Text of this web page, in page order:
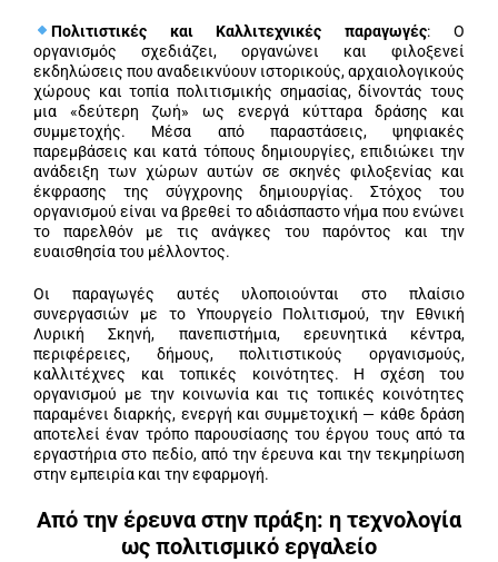
Πολιτιστικές και Καλλιτεχνικές παραγωγές: Ο
οργανισμός σχεδιάζει, οργανώνει και φιλοξενεί
εκδηλώσεις που αναδεικνύουν ιστορικούς, αρχαιολογικούς
χώρους και τοπία πολιτισμικής σημασίας, δίνοντάς τους
μια «δεύτερη ζωή» ως ενεργά κύτταρα δράσης και
συμμετοχής. Μέσα από παραστάσεις, ψηφιακές
παρεμβάσεις και κατά τόπους δημιουργίες, επιδιώκει την
ανάδειξη των χώρων αυτών σε σκηνές φιλοξενίας και
έκφρασης της σύγχρονης δημιουργίας. Στόχος του
οργανισμού είναι να βρεθεί το αδιάσπαστο νήμα που ενώνει
το παρελθόν με τις ανάγκες του παρόντος και την
ευαισθησία του μέλλοντος.
Οι παραγωγές αυτές υλοποιούνται στο πλαίσιο
συνεργασιών με το Υπουργείο Πολιτισμού, την Εθνική
Λυρική Σκηνή, πανεπιστήμια, ερευνητικά κέντρα,
περιφέρειες, δήμους, πολιτιστικούς οργανισμούς,
καλλιτέχνες και τοπικές κοινότητες. Η σχέση του
οργανισμού με την κοινωνία και τις τοπικές κοινότητες
παραμένει διαρκής, ενεργή και συμμετοχική — κάθε δράση
αποτελεί έναν τρόπο παρουσίασης του έργου τους από τα
εργαστήρια στο πεδίο, από την έρευνα και την τεκμηρίωση
στην εμπειρία και την εφαρμογή.
Από την έρευνα στην πράξη: η τεχνολογία
ως πολιτισμικό εργαλείο